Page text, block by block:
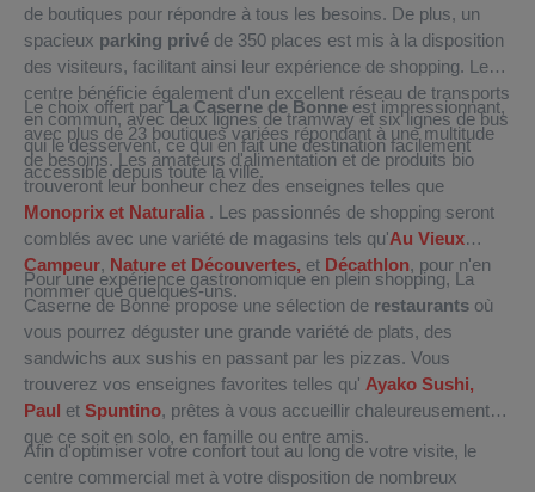
de boutiques pour répondre à tous les besoins. De plus, un
spacieux parking privé de 350 places est mis à la disposition
des visiteurs, facilitant ainsi leur expérience de shopping. Le
centre bénéficie également d'un excellent réseau de transports
en commun, avec deux lignes de tramway et six lignes de bus
qui le desservent, ce qui en fait une destination facilement
accessible depuis toute la ville.
Le choix offert parLa Caserne de Bonne est impressionnant,
avec plus de 23 boutiques variées répondant à une multitude
de besoins. Les amateurs d'alimentation et de produits bio
trouveront leur bonheur chez des enseignes telles que
Monoprix et Naturalia . Les passionnés de shopping seront
comblés avec une variété de magasins tels qu'Au Vieux
Campeur, Nature et Découvertes, et Décathlon, pour n'en
nommer que quelques-uns.
Pour une expérience gastronomique en plein shopping, La
Caserne de Bonne propose une sélection de restaurants où
vous pourrez déguster une grande variété de plats, des
sandwichs aux sushis en passant par les pizzas. Vous
trouverez vos enseignes favorites telles qu' Ayako Sushi,
Paul et Spuntino, prêtes à vous accueillir chaleureusement,
que ce soit en solo, en famille ou entre amis.
Afin d'optimiser votre confort tout au long de votre visite, le
centre commercial met à votre disposition de nombreux